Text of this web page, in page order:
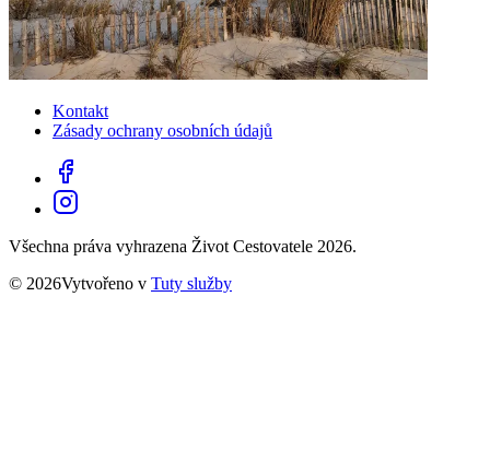
Kontakt
Zásady ochrany osobních údajů
Všechna práva vyhrazena Život Cestovatele 2026.
© 2026Vytvořeno v Tuty služby